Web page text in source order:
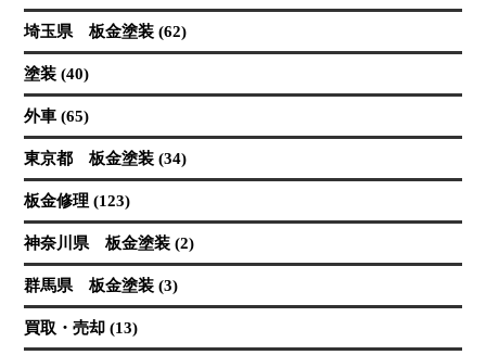
埼玉県 板金塗装 (62)
塗装 (40)
外車 (65)
東京都 板金塗装 (34)
板金修理 (123)
神奈川県 板金塗装 (2)
群馬県 板金塗装 (3)
買取・売却 (13)